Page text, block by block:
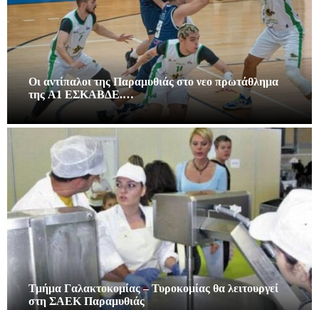
Οι αντίπαλοι της Παραμυθιάς στο νεο πρωτάθλημα
της A1 ΕΣΚΑΒΔΕ.…
Τμήμα Γαλακτοκομίας – Τυροκομίας θα λειτουργεί
στη ΣΑΕΚ Παραμυθιάς